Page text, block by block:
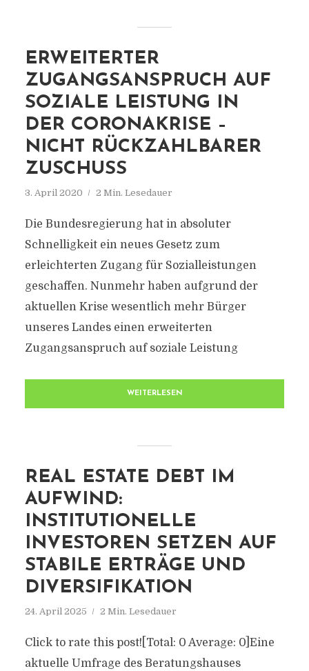
ERWEITERTER
ZUGANGSANSPRUCH AUF
SOZIALE LEISTUNG IN
DER CORONAKRISE –
NICHT RÜCKZAHLBARER
ZUSCHUSS
3. April 2020 2 Min. Lesedauer
Die Bundesregierung hat in absoluter
Schnelligkeit ein neues Gesetz zum
erleichterten Zugang für Sozialleistungen
geschaffen. Nunmehr haben aufgrund der
aktuellen Krise wesentlich mehr Bürger
unseres Landes einen erweiterten
Zugangsanspruch auf soziale Leistung
WEITERLESEN
REAL ESTATE DEBT IM
AUFWIND:
INSTITUTIONELLE
INVESTOREN SETZEN AUF
STABILE ERTRÄGE UND
DIVERSIFIKATION
24. April 2025 2 Min. Lesedauer
Click to rate this post![Total: 0 Average: 0]Eine
aktuelle Umfrage des Beratungshauses